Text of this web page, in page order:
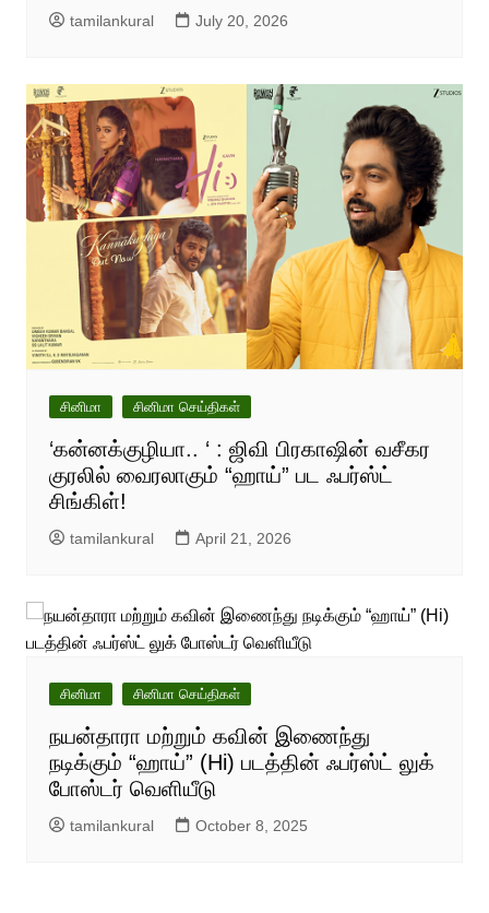
tamilankural July 20, 2026
சினிமா சினிமா செய்திகள்
‘கன்னக்குழியா.. ‘ : ஜிவி பிரகாஷின் வசீகர
குரலில் வைரலாகும் “ஹாய்” பட ஃபர்ஸ்ட்
சிங்கிள்!
tamilankural April 21, 2026
சினிமா சினிமா செய்திகள்
நயன்தாரா மற்றும் கவின் இணைந்து
நடிக்கும் “ஹாய்” (Hi) படத்தின் ஃபர்ஸ்ட் லுக்
போஸ்டர் வெளியீடு
tamilankural October 8, 2025